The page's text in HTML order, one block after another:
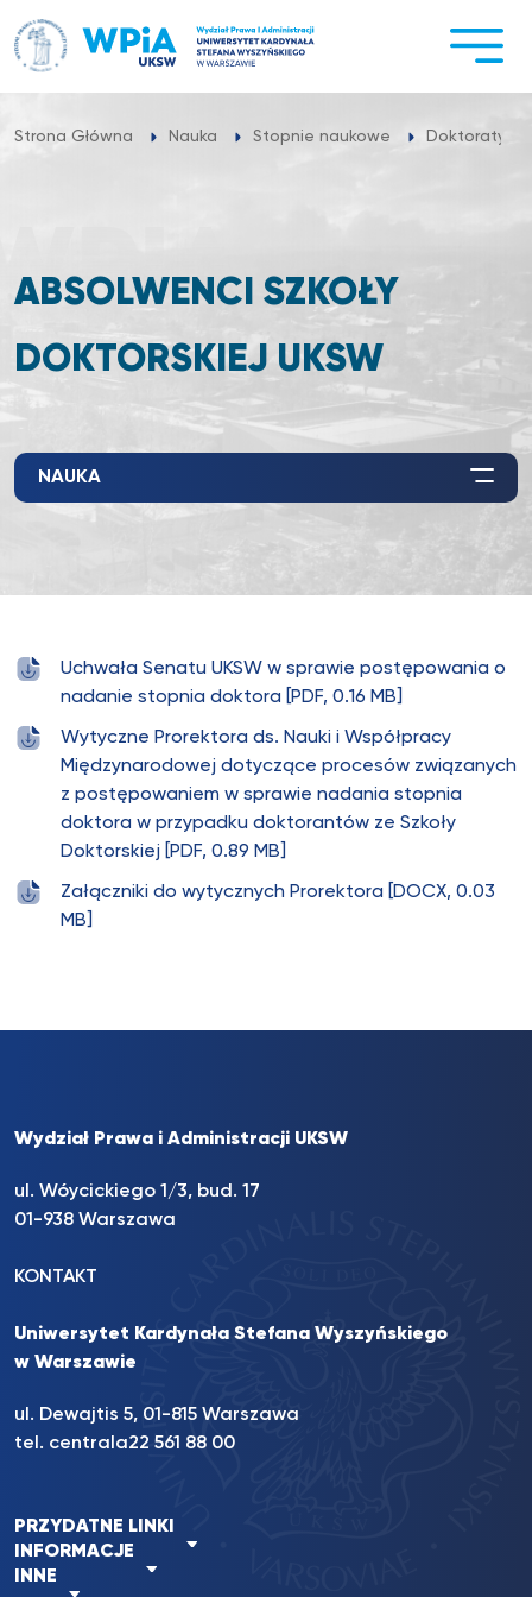
do
treści
Strona Główna Nauka Stopnie naukowe Doktoraty
ABSOLWENCI SZKOŁY
DOKTORSKIEJ UKSW
NAUKA
Uchwała Senatu UKSW w sprawie postępowania o
nadanie stopnia doktora [PDF, 0.16 MB]
Wytyczne Prorektora ds. Nauki i Współpracy
Międzynarodowej dotyczące procesów związanych
z postępowaniem w sprawie nadania stopnia
doktora w przypadku doktorantów ze Szkoły
Doktorskiej [PDF, 0.89 MB]
Załączniki do wytycznych Prorektora [DOCX, 0.03
MB]
Wydział Prawa i Administracji UKSW
ul. Wóycickiego 1/3, bud. 17
01-938 Warszawa
KONTAKT
Uniwersytet Kardynała Stefana Wyszyńskiego
w Warszawie
ul. Dewajtis 5, 01-815 Warszawa
tel. centrala22 561 88 00
PRZYDATNE LINKI
INFORMACJE
INNE